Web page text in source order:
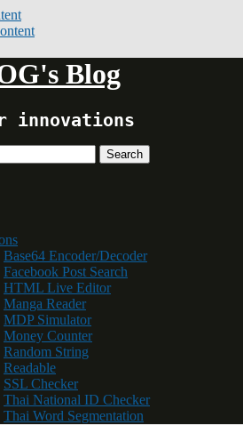
Blog
innovations
Base64 Encoder/Decoder
Facebook Post Search
HTML Live Editor
Manga Reader
MDP Simulator
Money Counter
Random String
Readable
SSL Checker
Thai National ID Checker
Thai Word Segmentation